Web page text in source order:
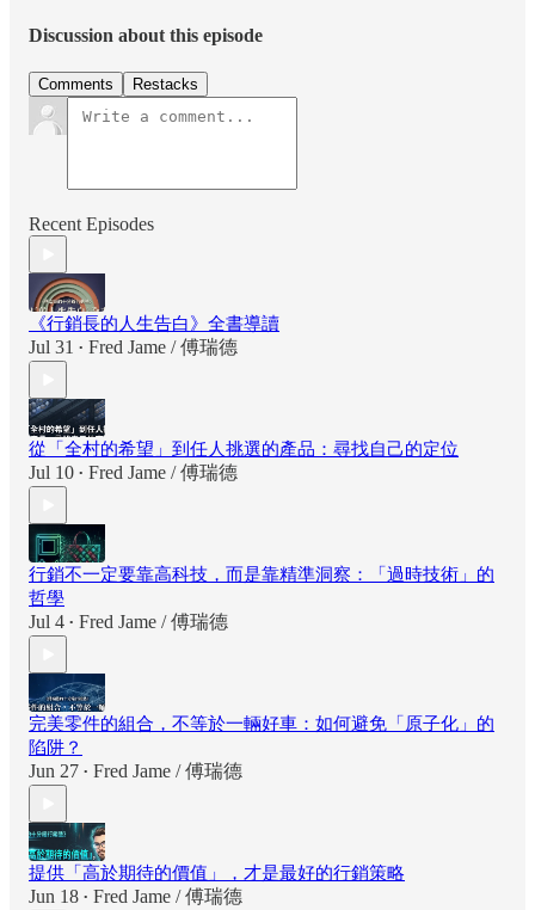
Discussion about this episode
Comments Restacks
Recent Episodes
《行銷長的人生告白》全書導讀
Jul 31 • Fred Jame / 傅瑞德
從「全村的希望」到任人挑選的產品：尋找自己的定位
Jul 10 • Fred Jame / 傅瑞德
行銷不一定要靠高科技，而是靠精準洞察：「過時技術」的
哲學
Jul 4 • Fred Jame / 傅瑞德
完美零件的組合，不等於一輛好車：如何避免「原子化」的
陷阱？
Jun 27 • Fred Jame / 傅瑞德
提供「高於期待的價值」，才是最好的行銷策略
Jun 18 • Fred Jame / 傅瑞德